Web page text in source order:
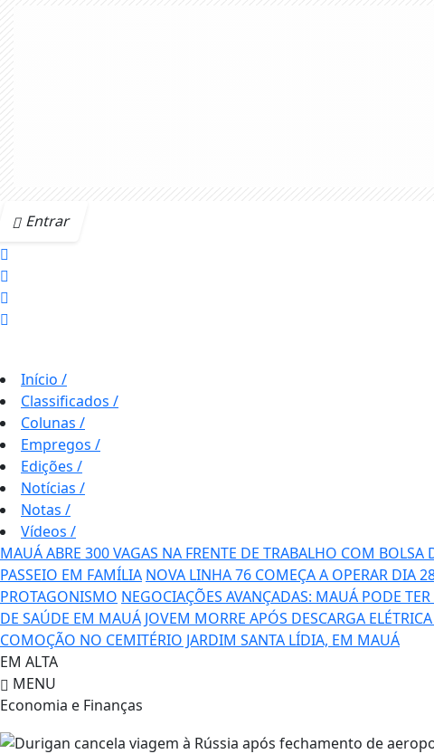
Entrar
Início /
Classificados /
Colunas /
Empregos /
Edições /
Notícias /
Notas /
Vídeos /
MAUÁ ABRE 300 VAGAS NA FRENTE DE TRABALHO COM
PASSEIO EM FAMÍLIA NOVA LINHA 76 COMEÇA A OPERAR DIA
PROTAGONISMO NEGOCIAÇÕES AVANÇADAS: MAUÁ PODE
DE SAÚDE EM MAUÁ JOVEM MORRE APÓS DESCARGA
COMOÇÃO NO CEMITÉRIO JARDIM SANTA LÍDIA, EM MAUÁ
EM ALTA
MENU
Economia e Finanças